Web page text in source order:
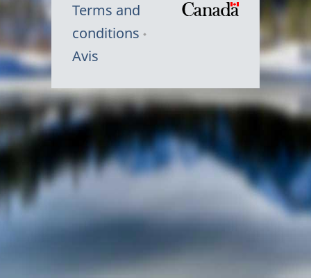
Terms and
conditions
Avis
Symbole
du
Canada